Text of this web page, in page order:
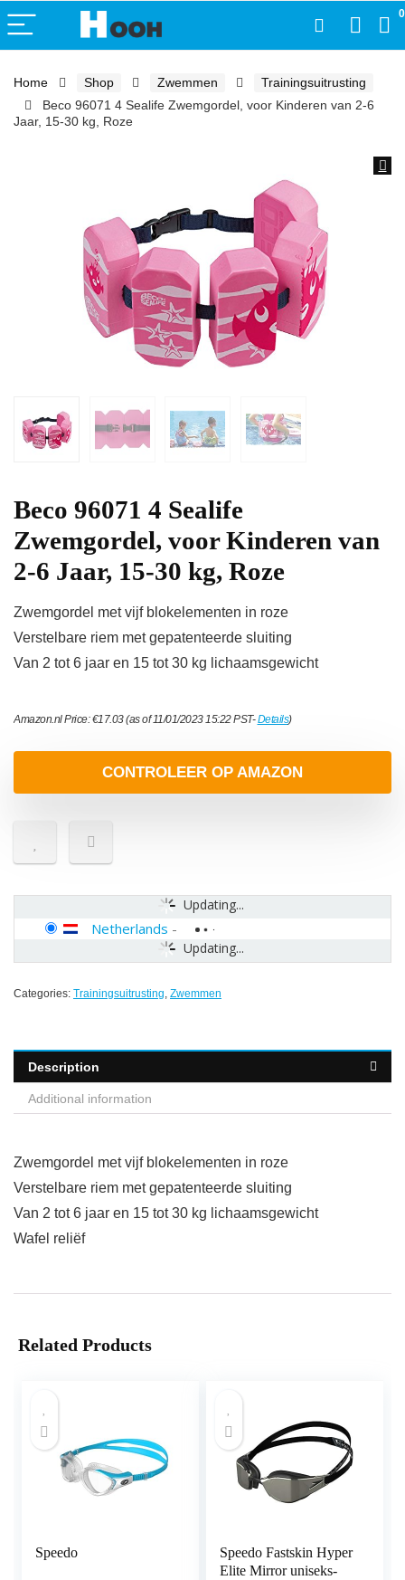
0
Home Shop Zwemmen
Trainingsuitrusting
Beco 96071 4 Sealife Zwemgordel, voor Kinderen van 2-6
Jaar, 15-30 kg, Roze
Beco 96071 4 Sealife
Zwemgordel, voor Kinderen van
2-6 Jaar, 15-30 kg, Roze
Zwemgordel met vijf blokelementen in roze
Verstelbare riem met gepatenteerde sluiting
Van 2 tot 6 jaar en 15 tot 30 kg lichaamsgewicht
Amazon.nl Price:€17.03(as of 11/01/2023 15:22 PST-Details)
CONTROLEER OP AMAZON
Updating...
Updating...
Netherlands -
Categories: Trainingsuitrusting, Zwemmen
Description
Additional information
Zwemgordel met vijf blokelementen in roze
Verstelbare riem met gepatenteerde sluiting
Van 2 tot 6 jaar en 15 tot 30 kg lichaamsgewicht
Wafel reliëf
Related Products
Speedo
Speedo Fastskin Hyper
Elite Mirror uniseks-